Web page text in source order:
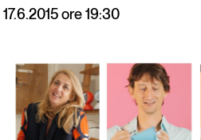
17.6.2015 ore 19:30